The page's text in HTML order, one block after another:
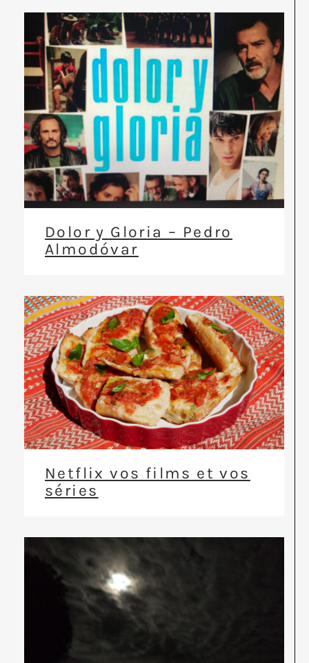
Dolor y Gloria – Pedro
Almodóvar
Netflix vos films et vos
séries